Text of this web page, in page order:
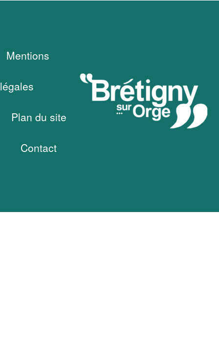
Mentions
légales
Plan du site
Contact